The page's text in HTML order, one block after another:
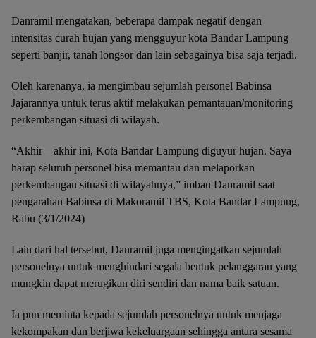
Danramil mengatakan, beberapa dampak negatif dengan
intensitas curah hujan yang mengguyur kota Bandar Lampung
seperti banjir, tanah longsor dan lain sebagainya bisa saja terjadi.
Oleh karenanya, ia mengimbau sejumlah personel Babinsa
Jajarannya untuk terus aktif melakukan pemantauan/monitoring
perkembangan situasi di wilayah.
“Akhir – akhir ini, Kota Bandar Lampung diguyur hujan. Saya
harap seluruh personel bisa memantau dan melaporkan
perkembangan situasi di wilayahnya,” imbau Danramil saat
pengarahan Babinsa di Makoramil TBS, Kota Bandar Lampung,
Rabu (3/1/2024)
Lain dari hal tersebut, Danramil juga mengingatkan sejumlah
personelnya untuk menghindari segala bentuk pelanggaran yang
mungkin dapat merugikan diri sendiri dan nama baik satuan.
Ia pun meminta kepada sejumlah personelnya untuk menjaga
kekompakan dan berjiwa kekeluargaan sehingga antara sesama